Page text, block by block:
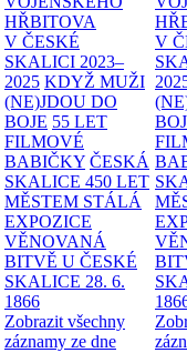
HŘBITOVA
V ČESKÉ
SKALICI 2023–
2025 KDYŽ MUŽI
(NE)JDOU DO
BOJE 55 LET
FILMOVÉ
BABIČKY ČESKÁ
SKALICE 450 LET
MĚSTEM STÁLÁ
EXPOZICE
VĚNOVANÁ
BITVĚ U ČESKÉ
SKALICE 28. 6.
1866
Zobrazit všechny
záznamy ze dne
V